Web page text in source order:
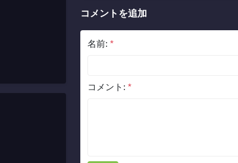
コメントを追加
名前: *
コメント: *